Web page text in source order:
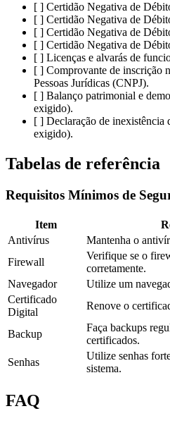
[ ] Certidão Negativa de
[ ] Certidão Negativa de
[ ] Certidão Negativa de
[ ] Certidão Negativa de
[ ] Licenças e alvarás de
[ ] Comprovante de inscrição
Pessoas Jurídicas (CNPJ).
[ ] Balanço patrimonial e
exigido).
[ ] Declaração de inexistência
exigido).
Tabelas de referência
Requisitos Mínimos de
Item
Antivírus
Mantenha o
Firewall
Verifique se o
corretamente.
Navegador
Utilize um
Certificado
Digital
Renove o
Backup
Faça backups
certificados.
Senhas
Utilize senhas
sistema.
FAQ